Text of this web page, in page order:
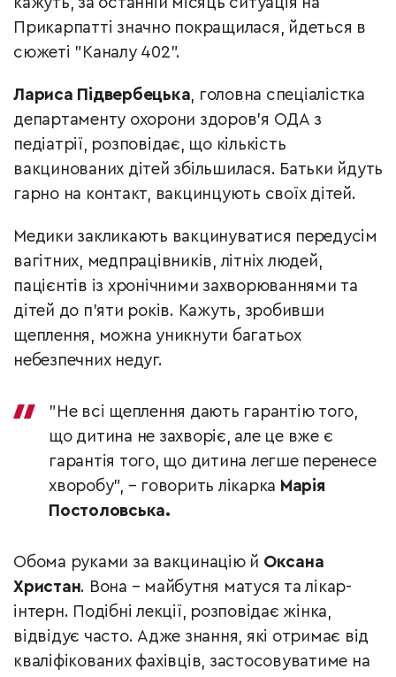
Прикарпатті значно покращилася, йдеться в
сюжеті "Каналу 402".
Лариса Підвербецька, головна спеціалістка
департаменту охорони здоров’я ОДА з
педіатрії, розповідає, що кількість
вакцинованих дітей збільшилася. Батьки йдуть
гарно на контакт, вакцинцують своїх дітей.
Медики закликають вакцинуватися передусім
вагітних, медпрацівників, літніх людей,
пацієнтів із хронічними захворюваннями та
дітей до п’яти років. Кажуть, зробивши
щеплення, можна уникнути багатьох
небезпечних недуг.
"Не всі щеплення дають гарантію того,
що дитина не захворіє, але це вже є
гарантія того, що дитина легше перенесе
хворобу", – говорить лікарка Марія
Постоловська.
Обома руками за вакцинацію й Оксана
Христан. Вона – майбутня матуся та лікар-
інтерн. Подібні лекції, розповідає жінка,
відвідує часто. Адже знання, які отримає від
кваліфікованих фахівців, застосовуватиме на